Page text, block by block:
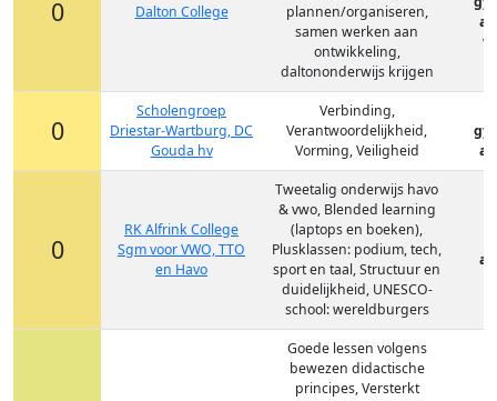
0 Dalton College
plannen/organiseren,
samen werken aan
ontwikkeling,
daltononderwijs krijgen
0
Scholengroep
Driestar-Wartburg, DC
Gouda hv
Verbinding,
Verantwoordelijkheid,
Vorming, Veiligheid
0
RK Alfrink College
Sgm voor VWO, TTO
en Havo
Tweetalig onderwijs havo
& vwo, Blended learning
(laptops en boeken),
Plusklassen: podium, tech,
sport en taal, Structuur en
duidelijkheid, UNESCO-
school: wereldburgers
Goede lessen volgens
bewezen didactische
principes, Versterkt